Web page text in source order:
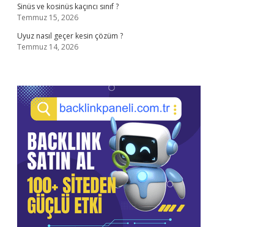
Sinüs ve kosinüs kaçıncı sınıf ?
Temmuz 15, 2026
Uyuz nasıl geçer kesin çözüm ?
Temmuz 14, 2026